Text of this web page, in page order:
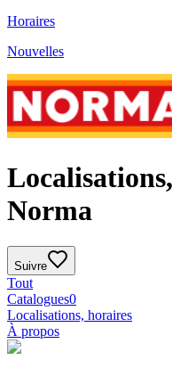
Horaires
Nouvelles
Norma
Suivre
Tout
Catalogues0
Localisations, horaires
À propos